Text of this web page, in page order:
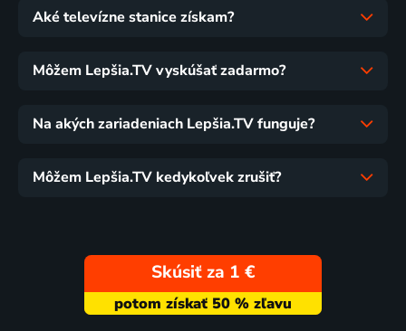
Aké televízne stanice získam?
Môžem Lepšia.TV vyskúšať zadarmo?
Na akých zariadeniach Lepšia.TV funguje?
Môžem Lepšia.TV kedykoľvek zrušiť?
Skúsiť za 1 €